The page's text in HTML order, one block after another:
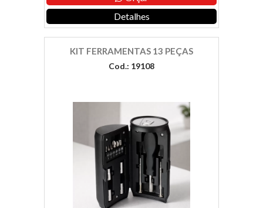
Detalhes
KIT FERRAMENTAS 13 PEÇAS
Cod.: 19108